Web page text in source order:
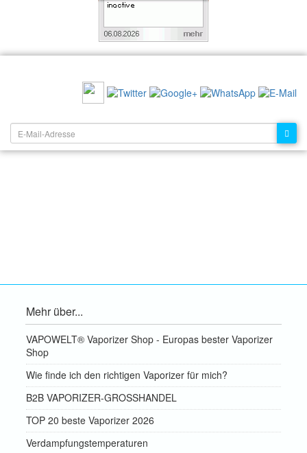
Mehr über...
VAPOWELT® Vaporizer Shop - Europas bester Vaporizer
Shop
Wie finde ich den richtigen Vaporizer für mich?
B2B VAPORIZER-GROSSHANDEL
TOP 20 beste Vaporizer 2026
Verdampfungstemperaturen